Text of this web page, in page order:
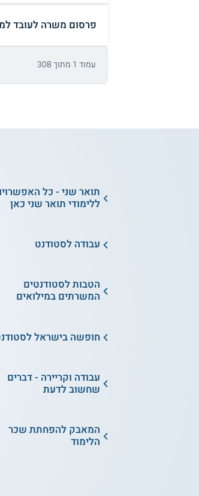
פרסום משרה לעובד
עמוד 1 מתוך 308
תואר שני - כל
ללימודי תואר שני כאן
עבודה לסטודנט
הטבות לסטודנטים
המשרתים במילואים
חופשה בישראל
עבודה וקריירה - דברים
שחשוב לדעת
המאבק להפחתת שכר
הלימוד